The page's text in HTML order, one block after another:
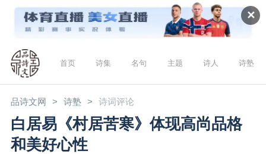
✕
首页 诗集 名句 主题 诗人 诗塾
品诗文网 诗塾 诗词评论
白居易《村居苦寒》体现高尚品格
和美好心性